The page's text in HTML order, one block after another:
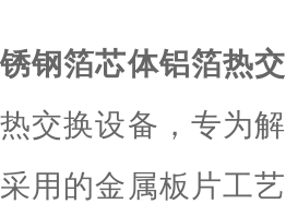
钢箔芯体铝箔热
交换设备，专为
用的金属板片工